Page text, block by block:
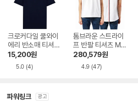
크로커다일 쿨와이
에리 반소매 티셔츠
CDR0GTP2701
15,200원
5.0 (4)
톰브라운 스트라이
프 반팔 티셔츠 MJ
S056A 00050
280,579원
4.9 (47)
파워링크 광고